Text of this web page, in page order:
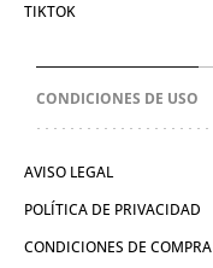
TIKTOK
CONDICIONES DE USO
AVISO LEGAL
POLÍTICA DE PRIVACIDAD
CONDICIONES DE COMPRA